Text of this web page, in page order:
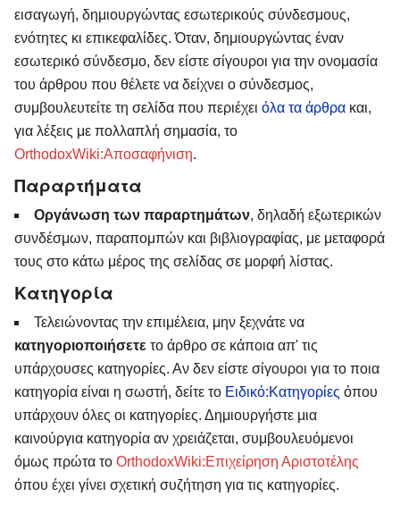
εισαγωγή, δημιουργώντας εσωτερικούς σύνδεσμους,
ενότητες κι επικεφαλίδες. Όταν, δημιουργώντας έναν
εσωτερικό σύνδεσμο, δεν είστε σίγουροι για την ονομασία
του άρθρου που θέλετε να δείχνει ο σύνδεσμος,
συμβουλευτείτε τη σελίδα που περιέχει όλα τα άρθρα και,
για λέξεις με πολλαπλή σημασία, το
OrthodoxWiki:Αποσαφήνιση.
Παραρτήματα
Οργάνωση των παραρτημάτων, δηλαδή εξωτερικών
συνδέσμων, παραπομπών και βιβλιογραφίας, με μεταφορά
τους στο κάτω μέρος της σελίδας σε μορφή λίστας.
Κατηγορία
Τελειώνοντας την επιμέλεια, μην ξεχνάτε να
κατηγοριοποιήσετε το άρθρο σε κάποια απ' τις
υπάρχουσες κατηγορίες. Αν δεν είστε σίγουροι για το ποια
κατηγορία είναι η σωστή, δείτε το Ειδικό:Κατηγορίες όπου
υπάρχουν όλες οι κατηγορίες. Δημιουργήστε μια
καινούργια κατηγορία αν χρειάζεται, συμβουλευόμενοι
όμως πρώτα το OrthodoxWiki:Επιχείρηση Αριστοτέλης
όπου έχει γίνει σχετική συζήτηση για τις κατηγορίες.